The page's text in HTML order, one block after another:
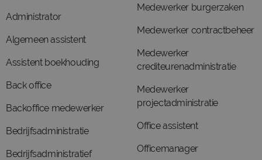
Administrator
Algemeen assistent
Assistent boekhouding
Back office
Backoffice medewerker
Bedrijfsadministratie
Bedrijfsadministratief
Medewerker burgerzaken
Medewerker contractbeheer
Medewerker
crediteurenadministratie
Medewerker
projectadministratie
Office assistent
Officemanager